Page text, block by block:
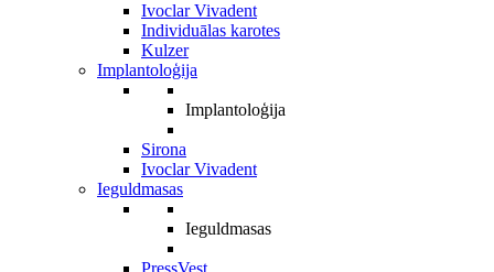
Ivoclar Vivadent
Individuālas karotes
Kulzer
Implantoloģija
Implantoloģija
Sirona
Ivoclar Vivadent
Ieguldmasas
Ieguldmasas